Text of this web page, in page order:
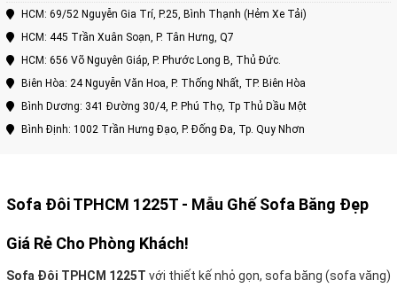
HCM: 69/52 Nguyễn Gia Trí, P.25, Bình Thạnh (Hẻm Xe Tải)
HCM: 445 Trần Xuân Soạn, P. Tân Hưng, Q7
HCM: 656 Võ Nguyên Giáp, P. Phước Long B, Thủ Đức.
Biên Hòa: 24 Nguyễn Văn Hoa, P. Thống Nhất, TP. Biên Hòa
Bình Dương: 341 Đường 30/4, P. Phú Thọ, Tp Thủ Dầu Một
Bình Định: 1002 Trần Hưng Đạo, P. Đống Đa, Tp. Quy Nhơn
Sofa Đôi TPHCM 1225T - Mẫu Ghế Sofa Băng Đẹp
Giá Rẻ Cho Phòng Khách!
Sofa Đôi TPHCM 1225T với thiết kế nhỏ gọn, sofa băng (sofa văng)